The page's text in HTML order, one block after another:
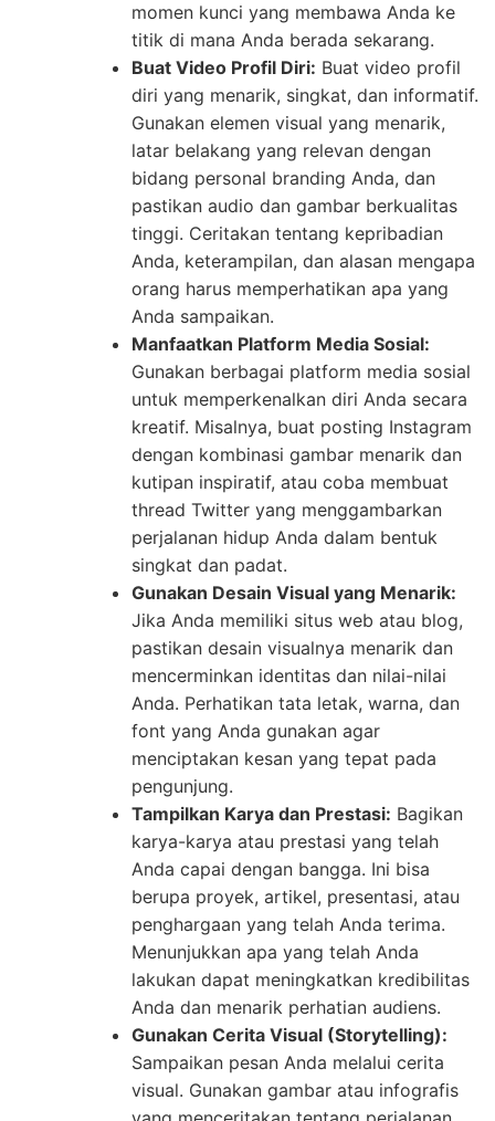
momen kunci yang membawa Anda ke
titik di mana Anda berada sekarang.
Buat Video Profil Diri: Buat video profil
diri yang menarik, singkat, dan informatif.
Gunakan elemen visual yang menarik,
latar belakang yang relevan dengan
bidang personal branding Anda, dan
pastikan audio dan gambar berkualitas
tinggi. Ceritakan tentang kepribadian
Anda, keterampilan, dan alasan mengapa
orang harus memperhatikan apa yang
Anda sampaikan.
Manfaatkan Platform Media Sosial:
Gunakan berbagai platform media sosial
untuk memperkenalkan diri Anda secara
kreatif. Misalnya, buat posting Instagram
dengan kombinasi gambar menarik dan
kutipan inspiratif, atau coba membuat
thread Twitter yang menggambarkan
perjalanan hidup Anda dalam bentuk
singkat dan padat.
Gunakan Desain Visual yang Menarik:
Jika Anda memiliki situs web atau blog,
pastikan desain visualnya menarik dan
mencerminkan identitas dan nilai-nilai
Anda. Perhatikan tata letak, warna, dan
font yang Anda gunakan agar
menciptakan kesan yang tepat pada
pengunjung.
Tampilkan Karya dan Prestasi: Bagikan
karya-karya atau prestasi yang telah
Anda capai dengan bangga. Ini bisa
berupa proyek, artikel, presentasi, atau
penghargaan yang telah Anda terima.
Menunjukkan apa yang telah Anda
lakukan dapat meningkatkan kredibilitas
Anda dan menarik perhatian audiens.
Gunakan Cerita Visual (Storytelling):
Sampaikan pesan Anda melalui cerita
visual. Gunakan gambar atau infografis